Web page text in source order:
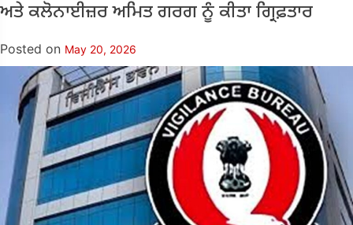
ਅਤੇ ਕਲੋਨਾਈਜ਼ਰ ਅਮਿਤ ਗਰਗ ਨੂੰ ਕੀਤਾ ਗ੍ਰਿਫ਼ਤਾਰ
Posted on May 20, 2026